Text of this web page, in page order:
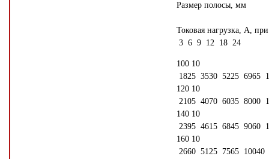
Размер полосы, мм
Токовая нагрузка, А,
3 6 9 12 18 24
100 10
1825 3530 5225 6965
120 10
2105 4070 6035 8000
140 10
2395 4615 6845 9060
160 10
2660 5125 7565 10040